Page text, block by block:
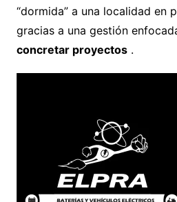
“dormida” a una localidad en
gracias a una gestión
concretar proyectos.